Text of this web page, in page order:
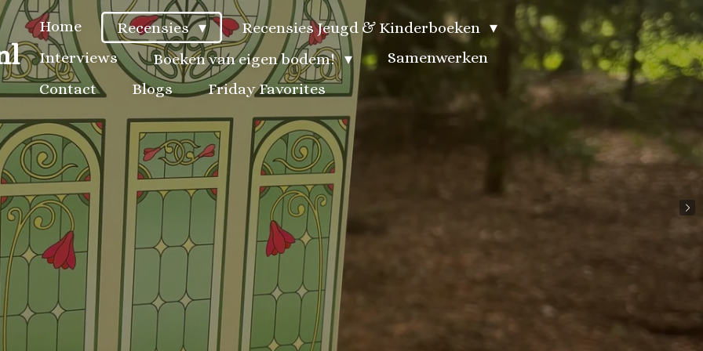
Home Recensies
Recensies Jeugd & Kinderboeken
Interviews
Boeken van eigen bodem!
Samenwerken
Contact
Blogs Friday Favorites